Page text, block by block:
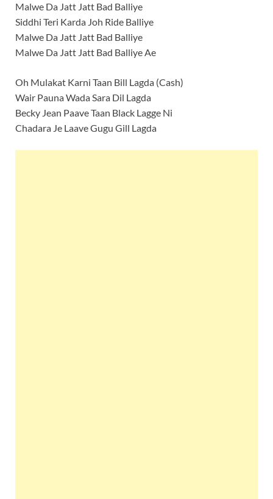
Malwe Da Jatt Jatt Bad Balliye
Siddhi Teri Karda Joh Ride Balliye
Malwe Da Jatt Jatt Bad Balliye
Malwe Da Jatt Jatt Bad Balliye Ae
Oh Mulakat Karni Taan Bill Lagda (Cash)
Wair Pauna Wada Sara Dil Lagda
Becky Jean Paave Taan Black Lagge Ni
Chadara Je Laave Gugu Gill Lagda